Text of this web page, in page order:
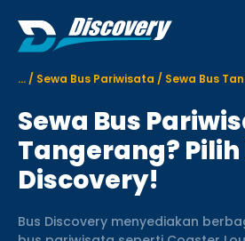
... / Sewa Bus Pariwisata / Sewa Bus
Sewa Bus
Tangerang? Pilih
Discovery!
Bus Discovery menyediakan